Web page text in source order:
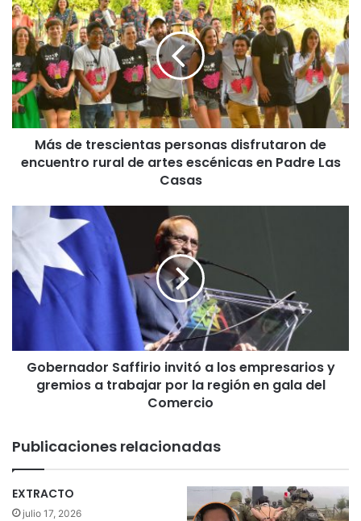
á
s
d
e
t
r
e
s
a
s
f
t
a
Más de trescientas personas disfrutaron de
encuentro rural de artes escénicas en Padre Las
Casas
o
o
i
r
o
Gobernador Saffirio invitó a los empresarios y
gremios a trabajar por la región en gala del
Comercio
Publicaciones relacionadas
EXTRACTO
julio 17, 2026